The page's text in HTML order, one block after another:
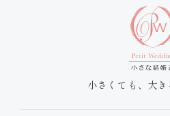
小さくても、大き